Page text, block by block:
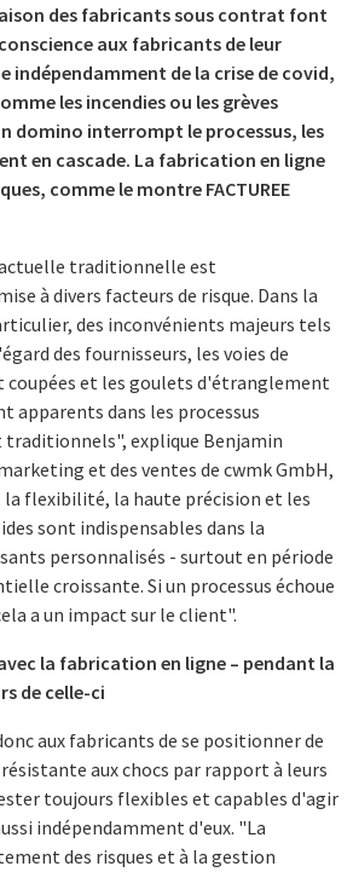
des fabricants sous contrat font
aux fabricants de leur
indépendamment de la crise de covid,
les incendies ou les grèves
domino interrompt le processus, les
en cascade. La fabrication en ligne
comme le montre FACTUREE
traditionnelle est
à divers facteurs de risque. Dans la
des inconvénients majeurs tels
des fournisseurs, les voies de
et les goulets d'étranglement
apparents dans les processus
explique Benjamin
et des ventes de cwmk GmbH,
flexibilité, la haute précision et les
sont indispensables dans la
personnalisés - surtout en période
croissante. Si un processus échoue
a un impact sur le client".
la fabrication en ligne – pendant la
de celle-ci
aux fabricants de se positionner de
aux chocs par rapport à leurs
toujours flexibles et capables d'agir
indépendamment d'eux. "La
des risques et à la gestion